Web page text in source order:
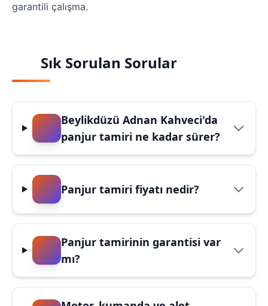
garantili çalışma.
Sık Sorulan Sorular
Beylikdüzü Adnan Kahveci'da
panjur tamiri ne kadar sürer?
Panjur tamiri fiyatı nedir?
Panjur tamirinin garantisi var
mı?